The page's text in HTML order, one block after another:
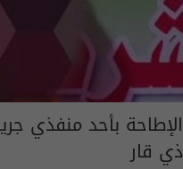
الإطاحة بأحد منفذي
ذي قار